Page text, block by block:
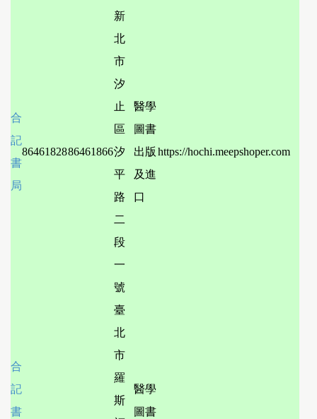
合
記
書
局
8646182886461866
新
北
市
汐
止
區
汐
平
路
二
段
一
號
醫學
圖書
出版
及進
口
https://hochi.meepshoper.com
合
記
書
臺
北
市
羅
斯
醫學
圖書